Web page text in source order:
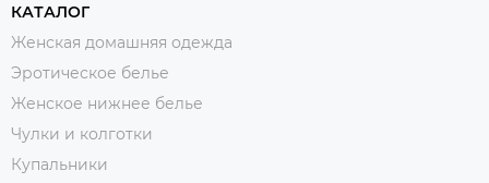
КАТАЛОГ
Женская домашняя одежда
Эротическое белье
Женское нижнее белье
Чулки и колготки
Купальники